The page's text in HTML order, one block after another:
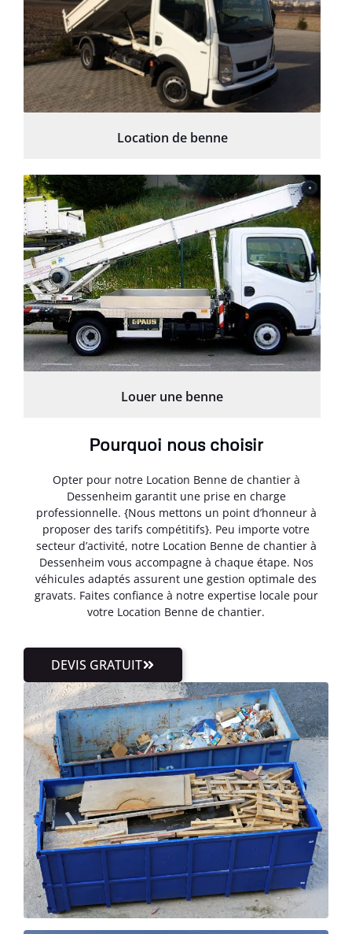
Location de benne
Louer une benne
Pourquoi nous choisir
Opter pour notre Location Benne de chantier à
Dessenheim garantit une prise en charge
professionnelle. {Nous mettons un point d’honneur à
proposer des tarifs compétitifs}. Peu importe votre
secteur d’activité, notre Location Benne de chantier à
Dessenheim vous accompagne à chaque étape. Nos
véhicules adaptés assurent une gestion optimale des
gravats. Faites confiance à notre expertise locale pour
votre Location Benne de chantier.
DEVIS GRATUIT